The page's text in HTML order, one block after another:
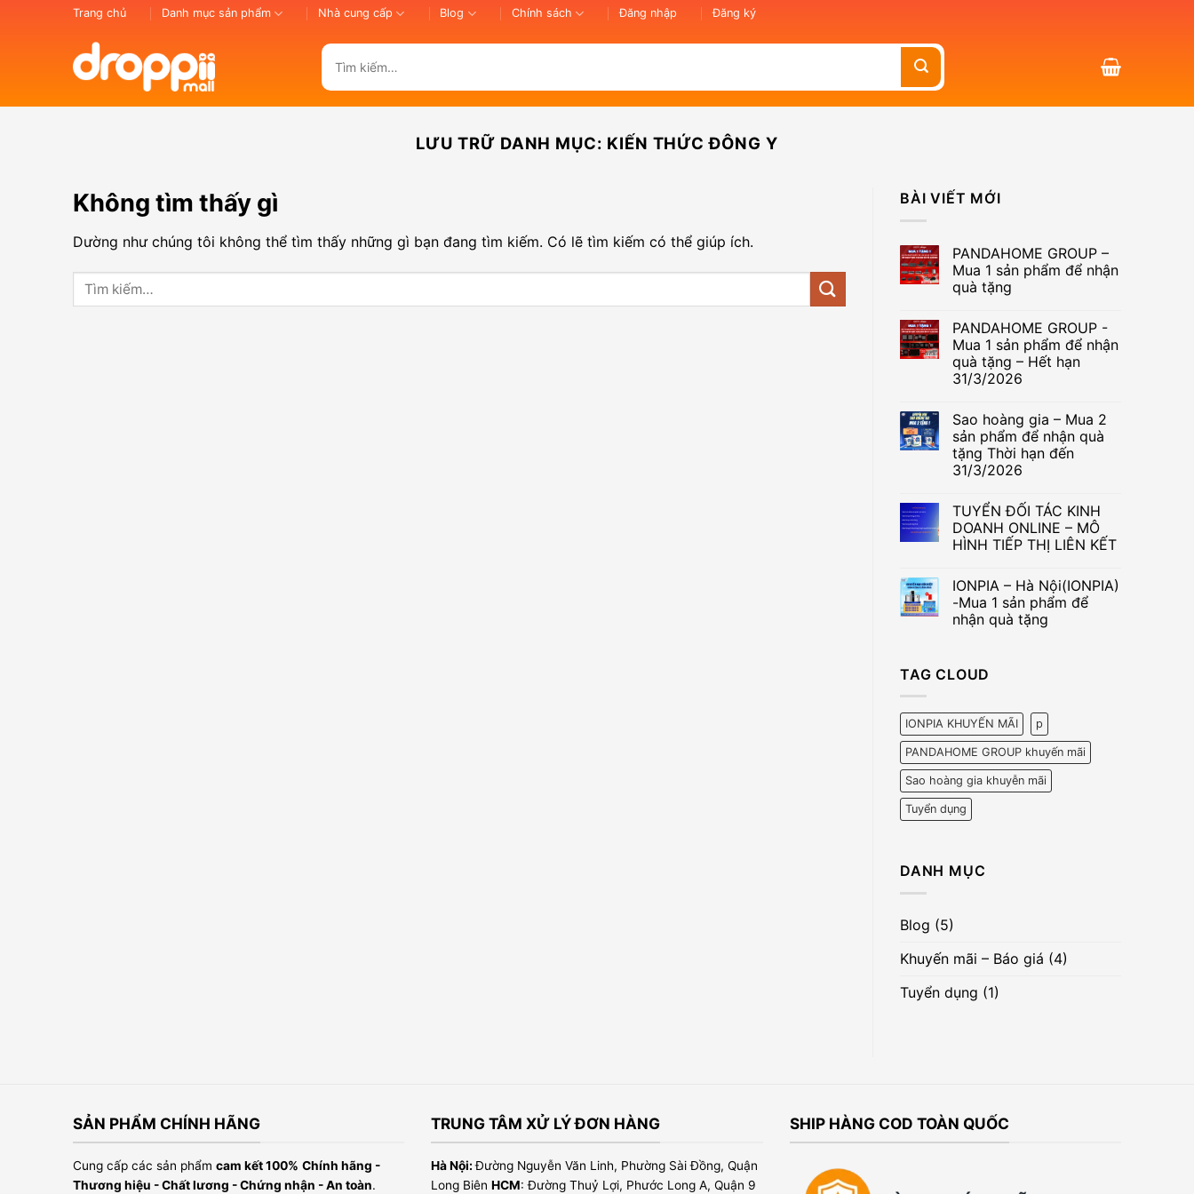
Trang chủ Danh mục sản phẩm Nhà cung cấp Blog Chính sách Đăng nhập Đăng ký
kiếm:
LƯU TRỮ DANH MỤC: KIẾN THỨC ĐÔNG Y
Không tìm thấy gì
Dường như chúng tôi không thể tìm thấy những gì bạn đang tìm kiếm. Có lẽ tìm kiếm có thể giúp ích.
BÀI VIẾT MỚI
PANDAHOME GROUP –
Mua 1 sản phẩm để nhận
quà tặng
bình
luận
ở
PANDAHOME
GROUP
–
sản
phẩm
để
nhận
quà
tặng
PANDAHOME GROUP -
Mua 1 sản phẩm để nhận
quà tặng – Hết hạn
31/3/2026
bình
luận
ở
PANDAHOME
GROUP
-
sản
phẩm
để
nhận
–
Hết
hạn
31/3/2026
Sao hoàng gia – Mua 2
sản phẩm để nhận quà
tặng Thời hạn đến
31/3/2026
bình
luận
ở
Sao
–
Mua
2
sản
phẩm
tặng
Thời
31/3/2026
TUYỂN ĐỐI TÁC KINH
DOANH ONLINE – MÔ
HÌNH TIẾP THỊ LIÊN KẾT
bình
luận
ở
TUYỂN
ONLINE
HÌNH
TIẾP
THỊ
LIÊN
KẾT
IONPIA – Hà Nội(IONPIA)
-Mua 1 sản phẩm để
nhận quà tặng
luận
ở
Hà
Nội(IONPIA)
-
Mua
1
phẩm
để
nhận
quà
TAG CLOUD
IONPIA KHUYẾN MÃI p
PANDAHOME GROUP khuyến mãi
Sao hoàng gia khuyễn mãi
Tuyển dụng
DANH MỤC
Blog (5)
Khuyến mãi – Báo giá (4)
Tuyển dụng (1)
SẢN PHẨM CHÍNH HÃNG
Cung cấp các sản phẩm cam kết 100% Chính hãng -
Thương hiệu - Chất lương - Chứng nhận - An toàn.
TRUNG TÂM XỬ LÝ ĐƠN HÀNG
Hà Nội:Đường Nguyễn Văn Linh, Phường Sài Đồng, Quận
Long BiênHCM: Đường Thuỷ Lợi, Phước Long A, Quận 9
SHIP HÀNG COD TOÀN QUỐC